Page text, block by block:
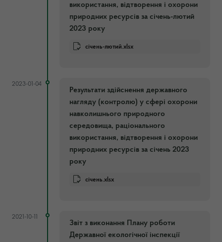
використання, відтворення і охорони
природних ресурсів за січень-лютий
2023 року
січень-лютий.xlsx
2023-01-04
Результати здійснення державного
нагляду (контролю) у сфері охорони
навколишнього природного
середовища, раціонального
використання, відтворення і охорони
природних ресурсів за січень 2023
року
січень.xlsx
2021-10-11
Звіт з виконання Плану роботи
Державної екологічної інспекції